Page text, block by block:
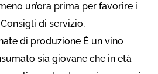
un’ora prima per favorire i
di servizio,
di produzione È un vino
sia giovane che in età